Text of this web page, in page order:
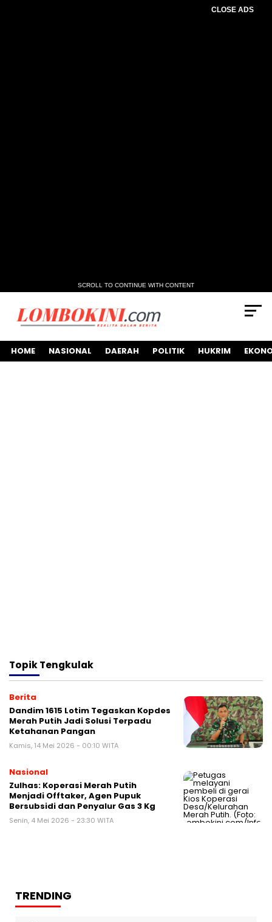
CLOSE ADS
SCROLL TO CONTINUE WITH CONTENT
HOME NASIONAL DAERAH POLITIK HUKRIM
TopikTengkulak
Berita
Dandim 1615 Lotim Tegaskan Kopdes
Merah Putih Jadi Solusi Terpadu
Ketahanan Pangan
Kamis, 14 Mei 2026 - 00:10 WITA
Nasional
Zulhas: Koperasi Merah Putih
Menjadi Offtaker, Agen Pupuk
Bersubsidi dan Penyalur Gas 3 Kg
Senin, 4 Mei 2026 - 23:30 WITA
TRENDING